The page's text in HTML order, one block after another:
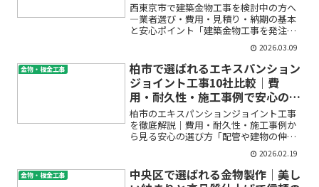
西東京市で建築金物工事を検討中の方へ
―業者選び・費用・見積り・納期の基本
と安心ポイント「建築金物工事を発注し
たいけれど、どこに頼めばよいのかわか
らない」「費用はいくらくらいかかる
の？」「見積りの見方や納期の目安も知
りたい」…西東京市で金物工...
2026.03.09
金物・板金工事
柏市で選ばれるエキスパンション
ジョイント工事10社比較｜費
用・耐久性・施工事例で安心の選
び方
柏市のエキスパンションジョイント工事
を徹底解説｜費用・耐久性・施工事例か
ら見る安心の選び方「配管や建物の伸縮
対策、どの業者に相談すればいいの？」
「耐震や防振も気になるし、費用やメン
テナンスのこともよく分からない…」柏
市でエキスパンションジョ...
2026.02.19
金物・板金工事
中央区で選ばれる金物製作｜美し